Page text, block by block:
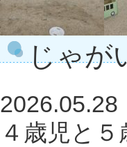
じゃが
2026.05.28
４歳児と